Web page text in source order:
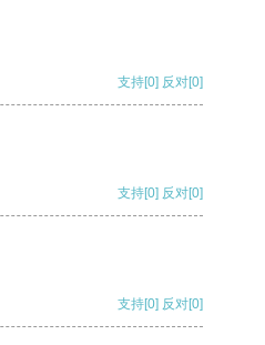
支持[0] 反对[0]
支持[0] 反对[0]
支持[0] 反对[0]